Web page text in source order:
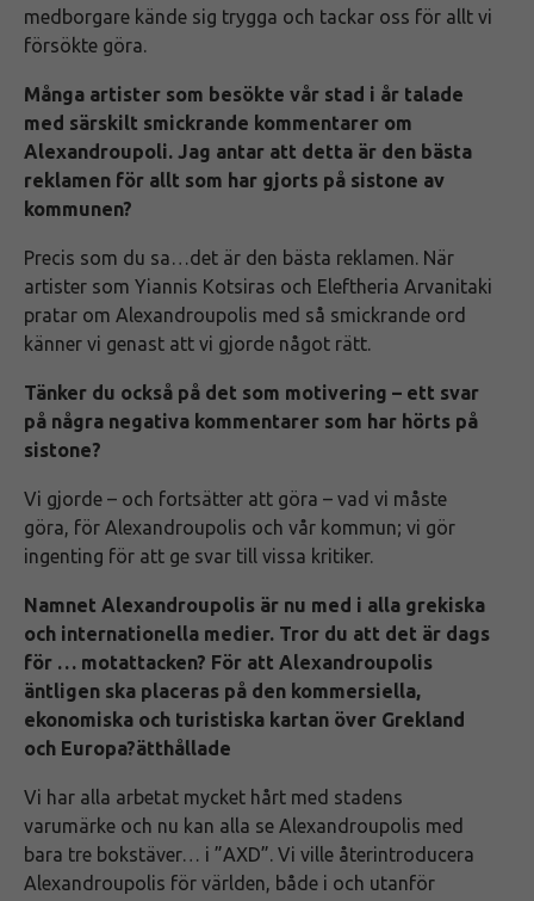
medborgare kände sig trygga och tackar oss för allt vi
försökte göra.
Många artister som besökte vår stad i år talade
med särskilt smickrande kommentarer om
Alexandroupoli. Jag antar att detta är den bästa
reklamen för allt som har gjorts på sistone av
kommunen?
Precis som du sa…det är den bästa reklamen. När
artister som Yiannis Kotsiras och Eleftheria Arvanitaki
pratar om Alexandroupolis med så smickrande ord
känner vi genast att vi gjorde något rätt.
Tänker du också på det som motivering – ett svar
på några negativa kommentarer som har hörts på
sistone?
Vi gjorde – och fortsätter att göra – vad vi måste
göra, för Alexandroupolis och vår kommun; vi gör
ingenting för att ge svar till vissa kritiker.
Namnet Alexandroupolis är nu med i alla grekiska
och internationella medier. Tror du att det är dags
för … motattacken? För att Alexandroupolis
äntligen ska placeras på den kommersiella,
ekonomiska och turistiska kartan över Grekland
och Europa?ätthållade
Vi har alla arbetat mycket hårt med stadens
varumärke och nu kan alla se Alexandroupolis med
bara tre bokstäver… i ”AXD”. Vi ville återintroducera
Alexandroupolis för världen, både i och utanför